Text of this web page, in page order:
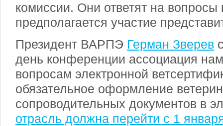
комиссии. Они ответят на
предполагается участие
Президент ВАРПЭ Герман Зверев
день конференции ассоциация
вопросам электронной
обязательное оформление
сопроводительных документов в
отрасль должна перейти с 1